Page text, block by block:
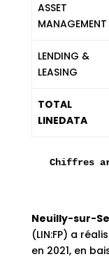
ASSET
MANAGEMENT
LENDING &
LEASING
TOTAL
LINEDATA
Neuilly-sur-
(LIN:FP) a
en 2021, en